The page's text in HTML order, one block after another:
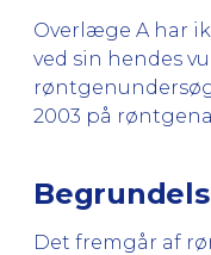
Overlæge A har
ved sin hendes
2003 på
Det fremgår af